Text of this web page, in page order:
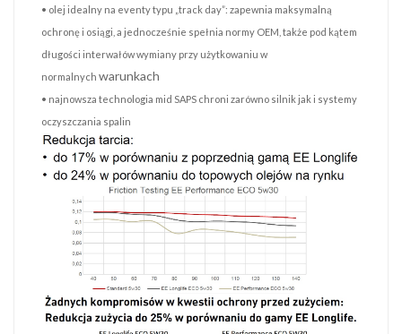
• olej idealny na eventy typu „track day”: zapewnia maksymalną
ochronę i osiągi, a jednocześnie spełnia normy OEM, także pod kątem
długości interwałów wymiany przy użytkowaniu w
normalnych warunkach
• najnowsza technologia mid SAPS chroni zarówno silnik jak i systemy
oczyszczania spalin